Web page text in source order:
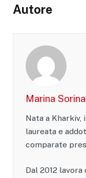
Autore
Marina Sorina
Nata a Kharkiv,
laureata e
comparate
Dal 2012